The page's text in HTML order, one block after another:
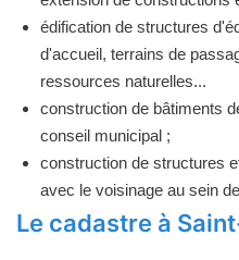
édification de structures
d'accueil, terrains de
ressources naturelles...
construction de bâtiments
conseil municipal ;
construction de structures
avec le voisinage au sein
Le cadastre à